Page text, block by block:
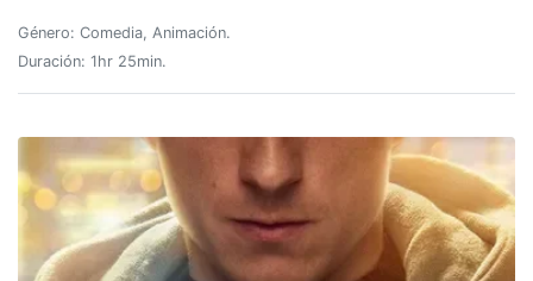
Género: Comedia, Animación.
Duración: 1hr 25min.